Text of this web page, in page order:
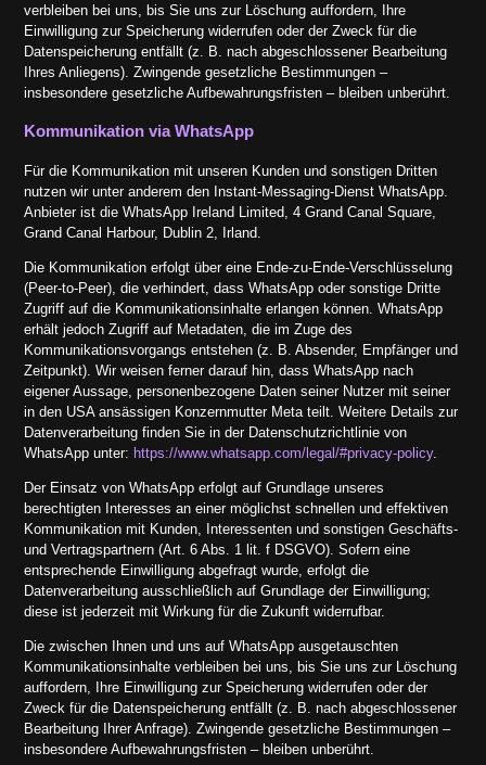
verbleiben bei uns, bis Sie uns zur Löschung auffordern, Ihre
Einwilligung zur Speicherung widerrufen oder der Zweck für die
Datenspeicherung entfällt (z. B. nach abgeschlossener Bearbeitung
Ihres Anliegens). Zwingende gesetzliche Bestimmungen –
insbesondere gesetzliche Aufbewahrungsfristen – bleiben unberührt.
Kommunikation via WhatsApp
Für die Kommunikation mit unseren Kunden und sonstigen Dritten
nutzen wir unter anderem den Instant-Messaging-Dienst WhatsApp.
Anbieter ist die WhatsApp Ireland Limited, 4 Grand Canal Square,
Grand Canal Harbour, Dublin 2, Irland.
Die Kommunikation erfolgt über eine Ende-zu-Ende-Verschlüsselung
(Peer-to-Peer), die verhindert, dass WhatsApp oder sonstige Dritte
Zugriff auf die Kommunikationsinhalte erlangen können. WhatsApp
erhält jedoch Zugriff auf Metadaten, die im Zuge des
Kommunikationsvorgangs entstehen (z. B. Absender, Empfänger und
Zeitpunkt). Wir weisen ferner darauf hin, dass WhatsApp nach
eigener Aussage, personenbezogene Daten seiner Nutzer mit seiner
in den USA ansässigen Konzernmutter Meta teilt. Weitere Details zur
Datenverarbeitung finden Sie in der Datenschutzrichtlinie von
WhatsApp unter: https://www.whatsapp.com/legal/#privacy-policy.
Der Einsatz von WhatsApp erfolgt auf Grundlage unseres
berechtigten Interesses an einer möglichst schnellen und effektiven
Kommunikation mit Kunden, Interessenten und sonstigen Geschäfts-
und Vertragspartnern (Art. 6 Abs. 1 lit. f DSGVO). Sofern eine
entsprechende Einwilligung abgefragt wurde, erfolgt die
Datenverarbeitung ausschließlich auf Grundlage der Einwilligung;
diese ist jederzeit mit Wirkung für die Zukunft widerrufbar.
Die zwischen Ihnen und uns auf WhatsApp ausgetauschten
Kommunikationsinhalte verbleiben bei uns, bis Sie uns zur Löschung
auffordern, Ihre Einwilligung zur Speicherung widerrufen oder der
Zweck für die Datenspeicherung entfällt (z. B. nach abgeschlossener
Bearbeitung Ihrer Anfrage). Zwingende gesetzliche Bestimmungen –
insbesondere Aufbewahrungsfristen – bleiben unberührt.